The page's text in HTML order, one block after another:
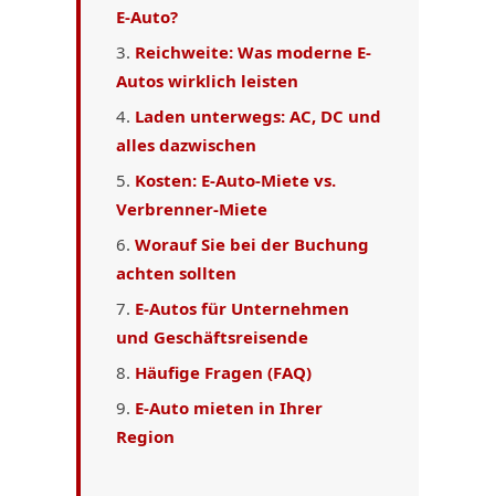
E-Auto?
Reichweite: Was moderne E-
Autos wirklich leisten
Laden unterwegs: AC, DC und
alles dazwischen
Kosten: E-Auto-Miete vs.
Verbrenner-Miete
Worauf Sie bei der Buchung
achten sollten
E-Autos für Unternehmen
und Geschäftsreisende
Häufige Fragen (FAQ)
E-Auto mieten in Ihrer
Region